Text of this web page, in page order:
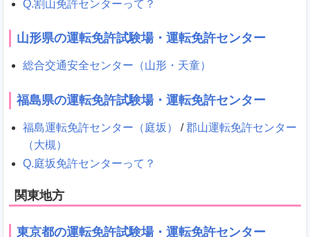
Q.割山免許センターって？
山形県の運転免許試験場・運転免許センター
総合交通安全センター（山形・天童）
福島県の運転免許試験場・運転免許センター
福島運転免許センター（庭坂） /郡山運転免許センター
（大槻）
Q.庭坂免許センターって？
関東地方
東京都の運転免許試験場・運転免許センター